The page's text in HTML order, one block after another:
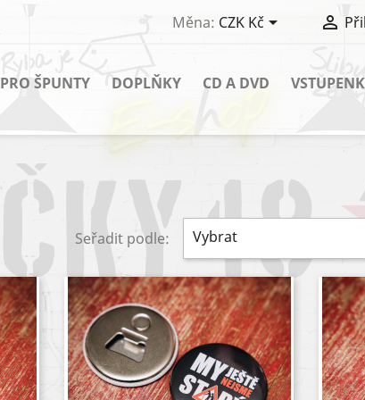
Měna: CZK Kč 
PRO ŠPUNTY DOPLŇKY CD A DVD
Seřadit podle: Vybrat